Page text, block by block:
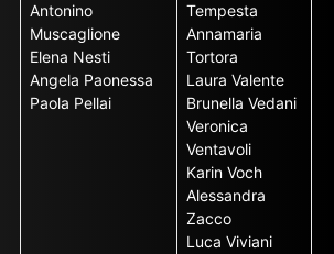
Antonino
Muscaglione
Elena Nesti
Angela Paonessa
Paola Pellai
Tempesta
Annamaria
Tortora
Laura Valente
Brunella Vedani
Veronica
Ventavoli
Karin Voch
Alessandra
Zacco
Luca Viviani